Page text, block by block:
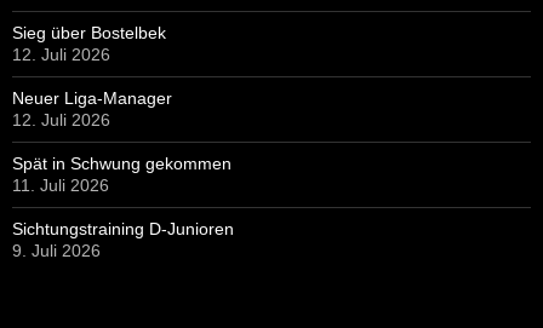
Sieg über Bostelbek
12. Juli 2026
Neuer Liga-Manager
12. Juli 2026
Spät in Schwung gekommen
11. Juli 2026
Sichtungstraining D-Junioren
9. Juli 2026